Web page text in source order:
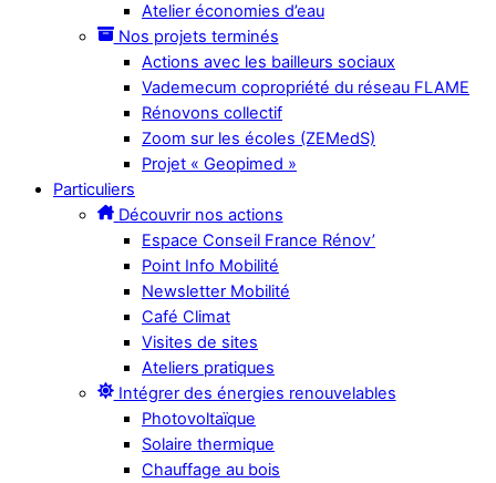
Atelier économies d’eau
Nos projets terminés
Actions avec les bailleurs sociaux
Vademecum copropriété du réseau FLAME
Rénovons collectif
Zoom sur les écoles (ZEMedS)
Projet « Geopimed »
Particuliers
Découvrir nos actions
Espace Conseil France Rénov’
Point Info Mobilité
Newsletter Mobilité
Café Climat
Visites de sites
Ateliers pratiques
Intégrer des énergies renouvelables
Photovoltaïque
Solaire thermique
Chauffage au bois